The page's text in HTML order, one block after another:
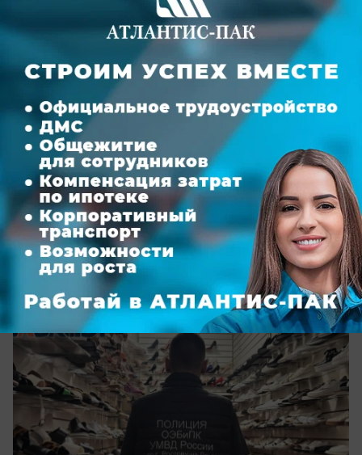
вчера в 21:30
Общество
На ростовском рынке «Темерник»
прошли спецрейды
Там искали незаконных мигрантов и подделки
брендов